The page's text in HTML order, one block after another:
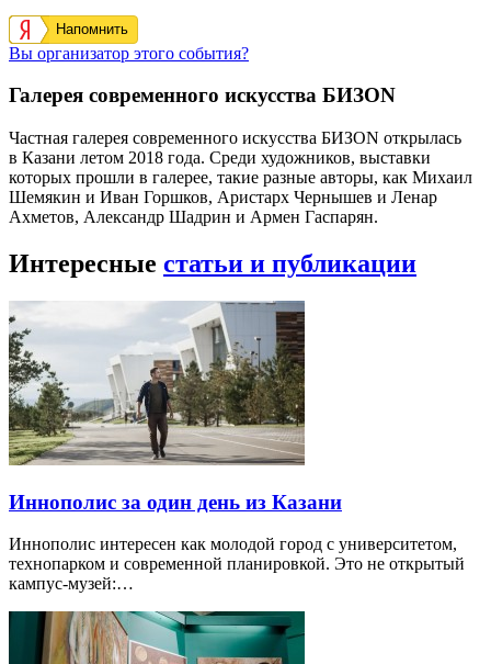
Напомнить
Вы организатор этого события?
Галерея современного искусства БИЗОN
Частная галерея современного искусства БИЗОN открылась
в Казани летом 2018 года. Среди художников, выставки
которых прошли в галерее, такие разные авторы, как Михаил
Шемякин и Иван Горшков, Аристарх Чернышев и Ленар
Ахметов, Александр Шадрин и Армен Гаспарян.
Интересные статьи и публикации
Иннополис за один день из Казани
Иннополис интересен как молодой город с университетом,
технопарком и современной планировкой. Это не открытый
кампус-музей:…